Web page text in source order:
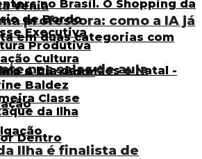
Ilha é finalista de
professora: como a IA já
nas salas de aula
Venia
de Bordo
Executiva
Produtiva
Cultura
& Corredor
Baldez
Classe
da Ilha
Dentro